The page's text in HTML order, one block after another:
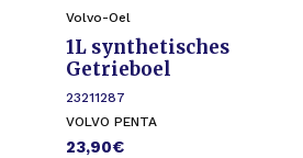
Volvo-Oel
1L synthetisches
Getrieboel
23211287
VOLVO PENTA
23,90€